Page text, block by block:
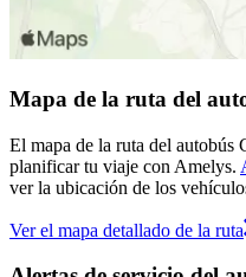
Mapa de la ruta del
El mapa de la ruta del autobús
planificar tu viaje con Amelys.
ver la ubicación de los
Ver el mapa detallado de la ruta